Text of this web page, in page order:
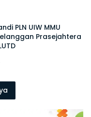
PLN UIW MMU
Prasejahtera